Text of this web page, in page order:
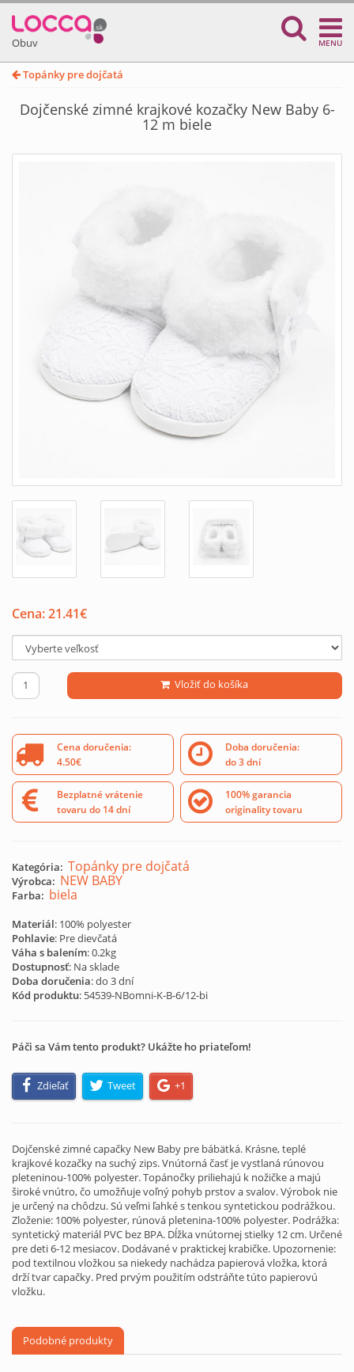
Obuv MENU
Topánky pre dojčatá
Dojčenské zimné krajkové kozačky New Baby 6-
12 m biele
Cena:21.41€
Vložiť do košíka
Cena doručenia:
4.50€
Doba doručenia:
do 3 dní
Bezplatné vrátenie
tovaru do 14 dní
100% garancia
originality tovaru
Kategória: Topánky pre dojčatá
Výrobca: NEW BABY
Farba: biela
Materiál: 100% polyester
Pohlavie: Pre dievčatá
Váha s balením: 0.2kg
Dostupnosť: Na sklade
Doba doručenia: do 3 dní
Kód produktu: 54539-NBomni-K-B-6/12-bi
Páči sa Vám tento produkt? Ukážte ho priateľom!
Zdieľať Tweet +1
Dojčenské zimné capačky New Baby pre bábätká. Krásne, teplé
krajkové kozačky na suchý zips. Vnútorná časť je vystlaná rúnovou
pleteninou-100% polyester. Topánočky priliehajú k nožičke a majú
široké vnútro, čo umožňuje voľný pohyb prstov a svalov. Výrobok nie
je určený na chôdzu. Sú veľmi ľahké s tenkou syntetickou podrážkou.
Zloženie: 100% polyester, rúnová pletenina-100% polyester. Podrážka:
syntetický materiál PVC bez BPA. Dĺžka vnútornej stielky 12 cm. Určené
pre deti 6-12 mesiacov. Dodávané v praktickej krabičke. Upozornenie:
pod textilnou vložkou sa niekedy nachádza papierová vložka, ktorá
drží tvar capačky. Pred prvým použitím odstráňte túto papierovú
vložku.
Podobné produkty